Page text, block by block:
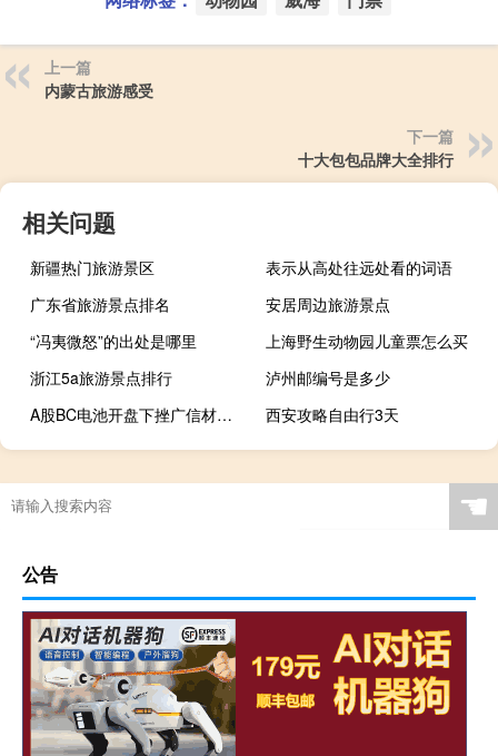
上一篇
内蒙古旅游感受
下一篇
十大包包品牌大全排行
相关问题
新疆热门旅游景区
表示从高处往远处看的词语
广东省旅游景点排名
安居周边旅游景点
“冯夷微怒”的出处是哪里
上海野生动物园儿童票怎么买
浙江5a旅游景点排行
泸州邮编号是多少
A股BC电池开盘下挫广信材料跌超5%、钧达股份、爱旭股份、宇邦新材等跟跌
西安攻略自由行3天
☚
公告